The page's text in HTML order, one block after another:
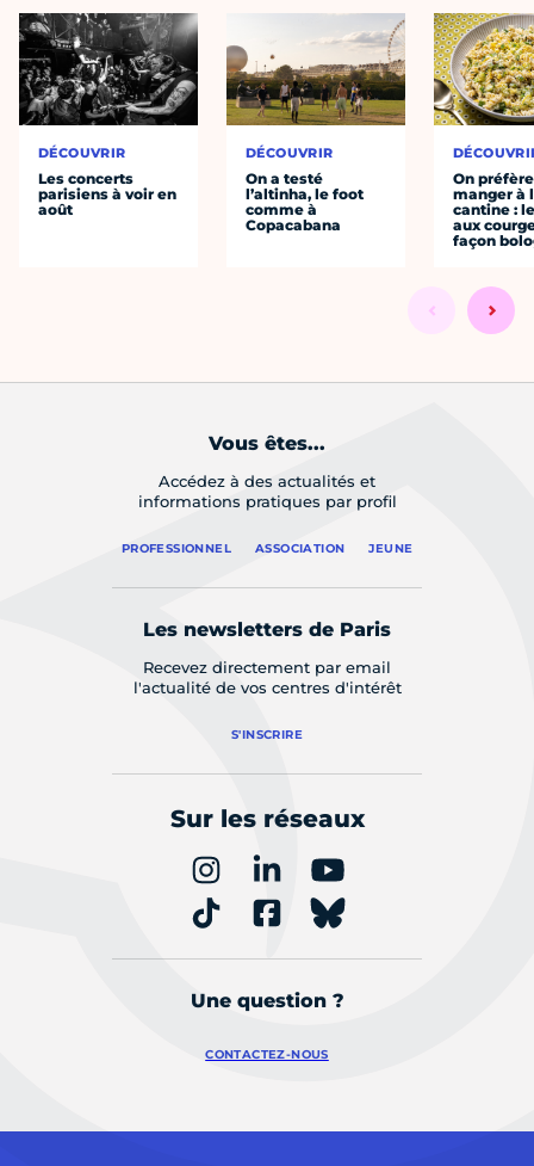
DÉCOUVRIR
Les concerts
parisiens à voir en
août
DÉCOUVRIR
On a testé
l’altinha, le foot
comme à
Copacabana
On préfère
manger à
cantine :
aux
façon
Vous êtes...
Accédez à des actualités et
informations pratiques par profil
PROFESSIONNEL ASSOCIATION JEUNE
Les newsletters de Paris
Recevez directement par email
l'actualité de vos centres d'intérêt
S'INSCRIRE
Sur les réseaux
Une question ?
CONTACTEZ-NOUS